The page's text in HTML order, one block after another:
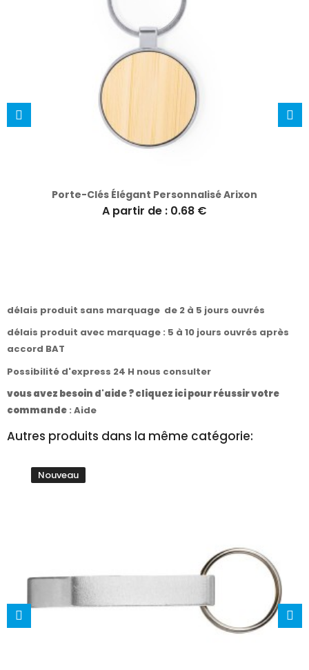
Porte-Clés Élégant Personnalisé Arixon
A partir de : 0.68 €
délais produit sans marquage de 2 à 5 jours ouvrés
délais produit avec marquage : 5 à 10 jours ouvrés après
accord BAT
Possibilité d'express 24 H nous consulter
vous avez besoin d'aide ? cliquez ici pour réussir votre
commande : Aide
Autres produits dans la même catégorie:
Nouveau